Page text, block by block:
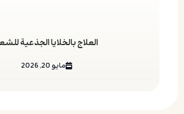
العلاج بالخلايا الجذعية
مايو 20, 2026